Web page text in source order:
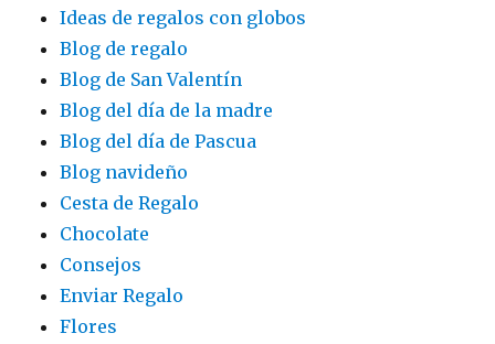
Ideas de regalos con globos
Blog de regalo
Blog de San Valentín
Blog del día de la madre
Blog del día de Pascua
Blog navideño
Cesta de Regalo
Chocolate
Consejos
Enviar Regalo
Flores